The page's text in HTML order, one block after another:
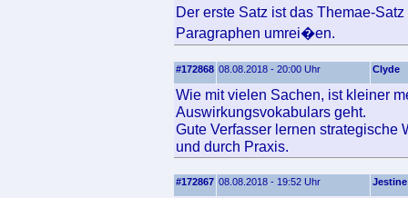
Der erste Satz ist das Themae-
Paragraphen umrei�en.
#172868 08.08.2018 - 20:00 Uhr Clyde
Wie mit vielen Sachen, ist kleiner
Auswirkungsvokabulars geht.
Gute Verfasser lernen strategische
und durch Praxis.
#172867 08.08.2018 - 19:52 Uhr Jestine